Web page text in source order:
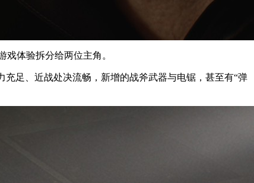
体验拆分给两位主角。
足、近战处决流畅，新增的战斧武器与电锯，甚至有“弹